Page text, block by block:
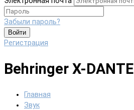
Забыли пароль?
Войти
Регистрация
Behringer X-DANTE
Главная
Звук